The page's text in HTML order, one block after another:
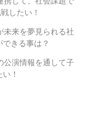
したい！
未来を夢見られる社
きる事は？
公演情報を通して子
！